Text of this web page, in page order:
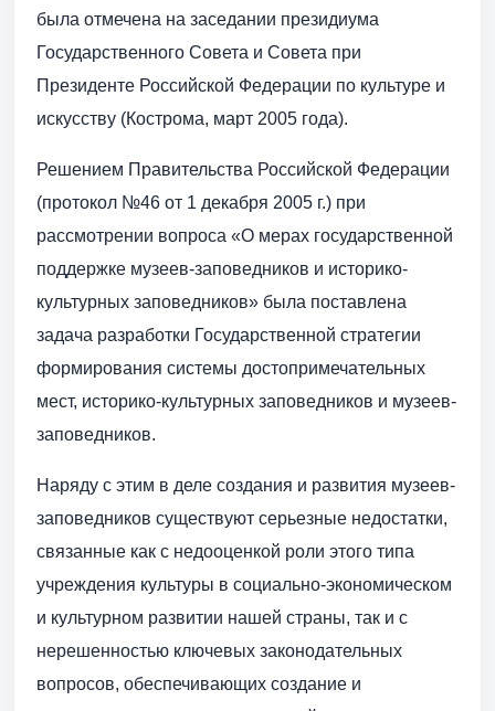
была отмечена на заседании президиума
Государственного Совета и Совета при
Президенте Российской Федерации по культуре и
искусству (Кострома, март 2005 года).
Решением Правительства Российской Федерации
(протокол №46 от 1 декабря 2005 г.) при
рассмотрении вопроса «О мерах государственной
поддержке музеев-заповедников и историко-
культурных заповедников» была поставлена
задача разработки Государственной стратегии
формирования системы достопримечательных
мест, историко-культурных заповедников и музеев-
заповедников.
Наряду с этим в деле создания и развития музеев-
заповедников существуют серьезные недостатки,
связанные как с недооценкой роли этого типа
учреждения культуры в социально-экономическом
и культурном развитии нашей страны, так и с
нерешенностью ключевых законодательных
вопросов, обеспечивающих создание и